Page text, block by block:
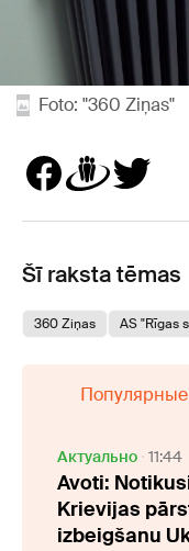
Foto: "360 Ziņas"
Šī raksta tēmas
360 Ziņas AS "Rīgas
Популярные
Актуально 11:44
Avoti:
Krievijas
izbeigšanu